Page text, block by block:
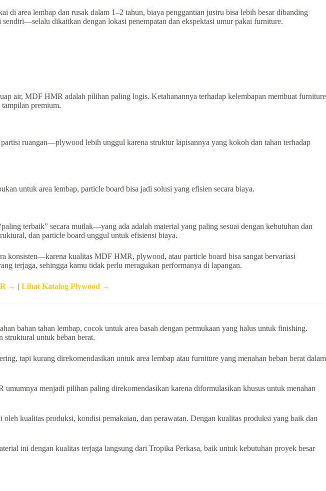
area lembap dan rusak dalam 1–2 tahun, biaya penggantian justru bisa lebih besar dibanding
dikaitkan dengan lokasi penempatan dan ekspektasi umur pakai furniture.
air, MDF HMR adalah pilihan paling logis. Ketahanannya terhadap kelembapan membuat furniture
premium.
ruangan—plywood lebih unggul karena struktur lapisannya yang kokoh dan tahan terhadap
untuk area lembap, particle board bisa jadi solusi yang efisien secara biaya.
terbaik” secara mutlak—yang ada adalah material yang paling sesuai dengan kebutuhan dan
dan particle board unggul untuk efisiensi biaya.
konsisten—karena kualitas MDF HMR, plywood, atau particle board bisa sangat bervariasi
terjaga, sehingga kamu tidak perlu meragukan performanya di lapangan.
→ | Lihat Katalog Plywood →
bahan tahan lembap, cocok untuk area basah dengan permukaan yang halus untuk finishing.
struktural untuk beban berat.
tapi kurang direkomendasikan untuk area lembap atau furniture yang menahan beban berat dalam
menjadi pilihan paling direkomendasikan karena diformulasikan khusus untuk menahan
kualitas produksi, kondisi pemakaian, dan perawatan. Dengan kualitas produksi yang baik dan
ini dengan kualitas terjaga langsung dari Tropika Perkasa, baik untuk kebutuhan proyek besar